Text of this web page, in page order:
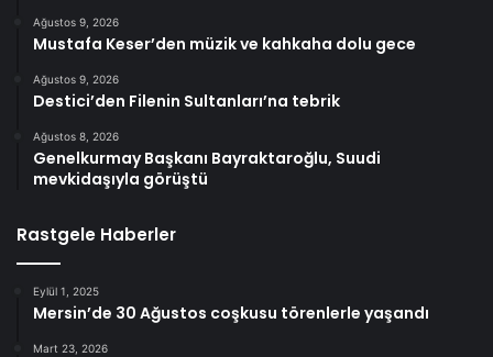
Ağustos 9, 2026
Mustafa Keser’den müzik ve kahkaha dolu gece
Ağustos 9, 2026
Destici’den Filenin Sultanları’na tebrik
Ağustos 8, 2026
Genelkurmay Başkanı Bayraktaroğlu, Suudi
mevkidaşıyla görüştü
Rastgele Haberler
Eylül 1, 2025
Mersin’de 30 Ağustos coşkusu törenlerle yaşandı
Mart 23, 2026